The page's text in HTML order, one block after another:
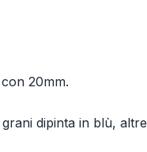
20mm.
dipinta in blù,